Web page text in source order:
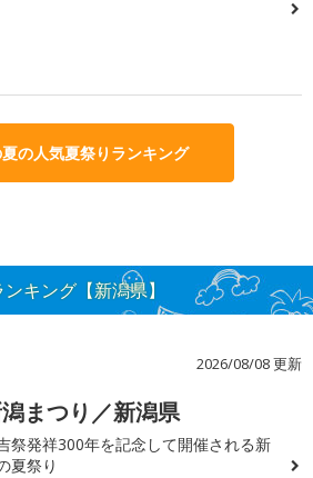
の人気夏祭りランキング
キング【新潟県】
2026/08/08 更新
まつり／新潟県
祭発祥300年を記念して開催される新
夏祭り